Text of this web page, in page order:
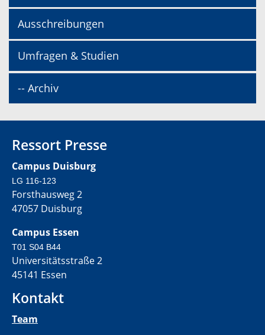
Ausschreibungen
Umfragen & Studien
-- Archiv
Ressort Presse
Campus Duisburg
LG 116-123
Forsthausweg 2
47057 Duisburg
Campus Essen
T01 S04 B44
Universitätsstraße 2
45141 Essen
Kontakt
Team